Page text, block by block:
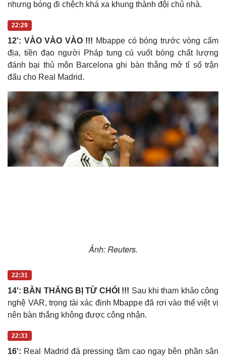
nhưng bóng đi chệch khá xa khung thành đội chủ nhà.
22:29
12': VÀO VÀO VÀO !!! Mbappe có bóng trước vòng cấm
địa, tiền đạo người Pháp tung cú vuốt bóng chất lượng
đánh bại thủ môn Barcelona ghi bàn thắng mở tỉ số trận
đấu cho Real Madrid.
Ảnh: Reuters.
22:31
14': BÀN THẮNG BỊ TỪ CHỐI !!! Sau khi tham khảo công
nghệ VAR, trọng tài xác định Mbappe đã rơi vào thế việt vị
nên bàn thắng không được công nhận.
22:33
16': Real Madrid đá pressing tầm cao ngay bên phần sân